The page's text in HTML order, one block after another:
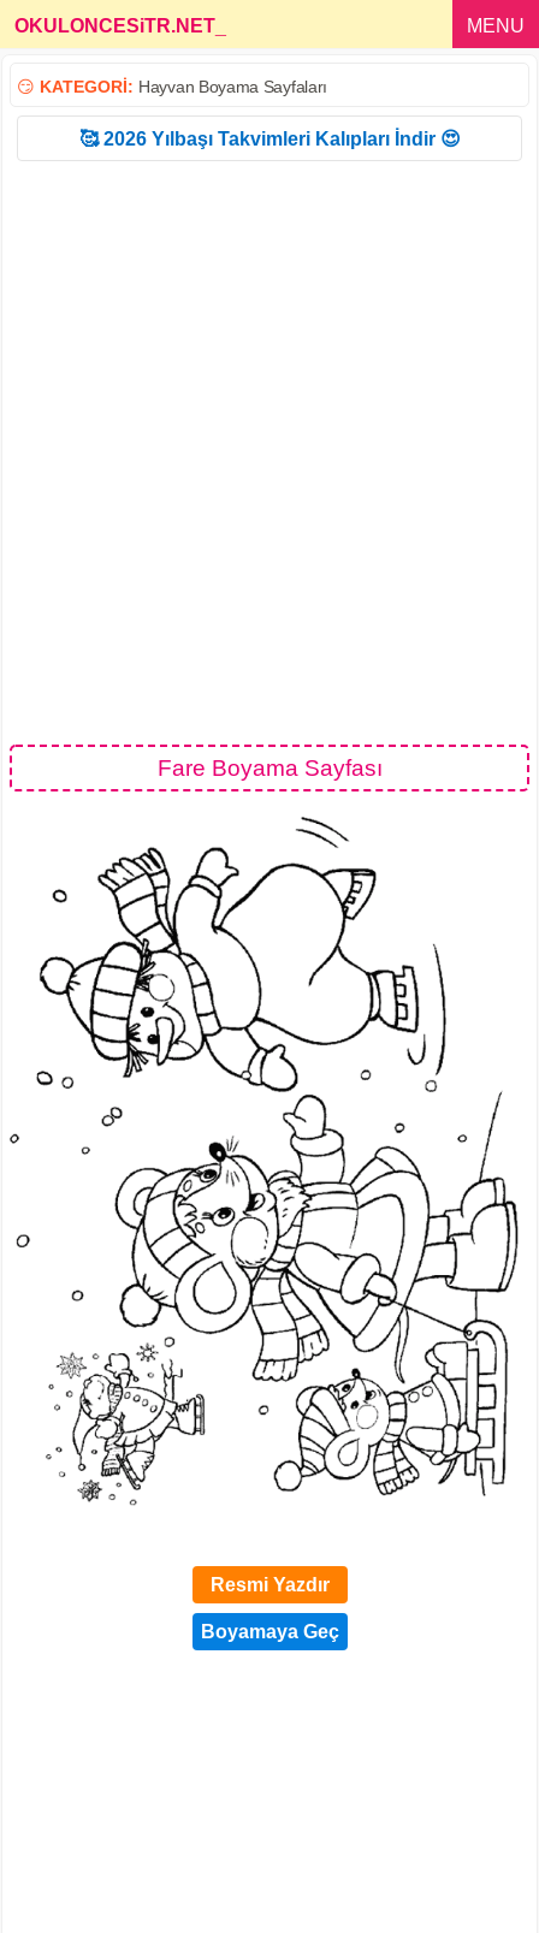
OKULONCESiTR.NET MENU
😏 KATEGORİ: Hayvan Boyama Sayfaları
🥰 2026 Yılbaşı Takvimleri Kalıpları İndir 😍
Fare Boyama Sayfası
Resmi Yazdır